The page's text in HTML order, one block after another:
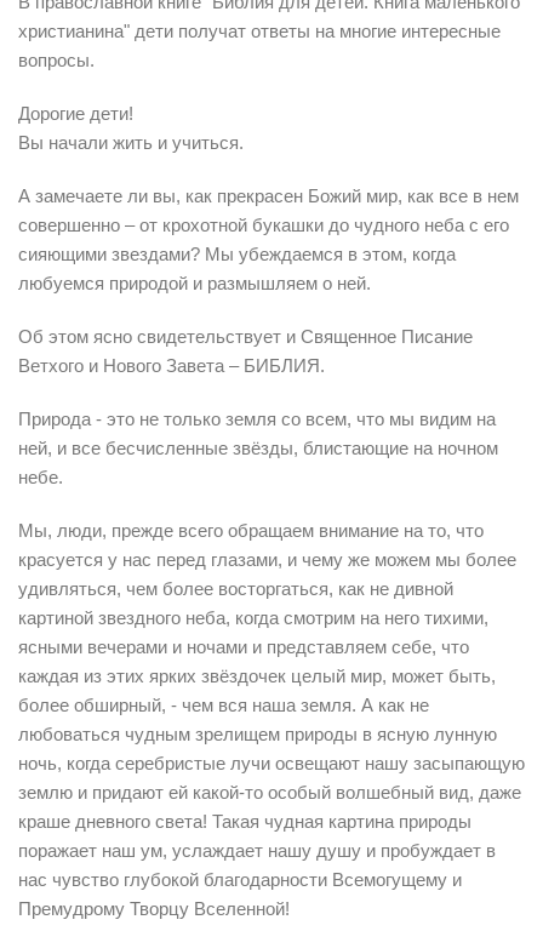
христианина" дети получат ответы на многие интересные
вопросы.
Дорогие дети!
Вы начали жить и учиться.
А замечаете ли вы, как прекрасен Божий мир, как все в нем
совершенно – от крохотной букашки до чудного неба с его
сияющими звездами? Мы убеждаемся в этом, когда
любуемся природой и размышляем о ней.
Об этом ясно свидетельствует и Священное Писание
Ветхого и Нового Завета – БИБЛИЯ.
Природа - это не только земля со всем, что мы видим на
ней, и все бесчисленные звёзды, блистающие на ночном
небе.
Мы, люди, прежде всего обращаем внимание на то, что
красуется у нас перед глазами, и чему же можем мы более
удивляться, чем более восторгаться, как не дивной
картиной звездного неба, когда смотрим на него тихими,
ясными вечерами и ночами и представляем себе, что
каждая из этих ярких звёздочек целый мир, может быть,
более обширный, - чем вся наша земля. А как не
любоваться чудным зрелищем природы в ясную лунную
ночь, когда серебристые лучи освещают нашу засыпающую
землю и придают ей какой-то особый волшебный вид, даже
краше дневного света! Такая чудная картина природы
поражает наш ум, услаждает нашу душу и пробуждает в
нас чувство глубокой благодарности Всемогущему и
Премудрому Творцу Вселенной!